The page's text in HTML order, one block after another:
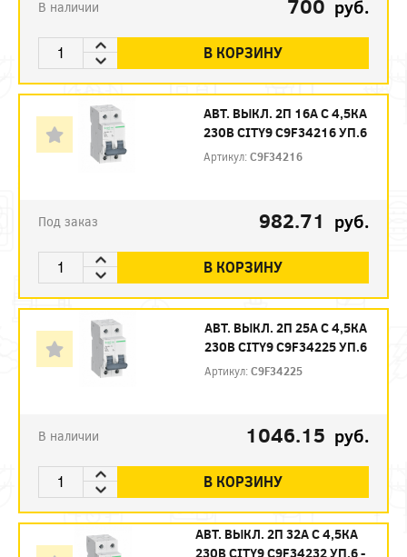
В наличии 700 руб.
В КОРЗИНУ
АВТ. ВЫКЛ. 2П 16А С 4,5КА
230В CITY9 C9F34216 УП.6
Артикул:C9F34216
Под заказ 982.71 руб.
В КОРЗИНУ
АВТ. ВЫКЛ. 2П 25А С 4,5КА
230В CITY9 C9F34225 УП.6
Артикул:C9F34225
В наличии 1046.15 руб.
В КОРЗИНУ
АВТ. ВЫКЛ. 2П 32А С 4,5КА
230В CITY9 C9F34232 УП.6 -